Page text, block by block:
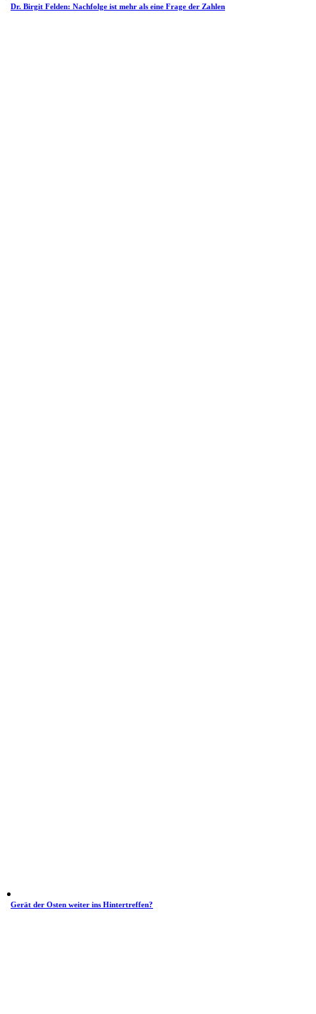
Dr. Birgit Felden: Nachfolge ist mehr als eine Frage der Zahlen
Gerät der Osten weiter ins Hintertreffen?